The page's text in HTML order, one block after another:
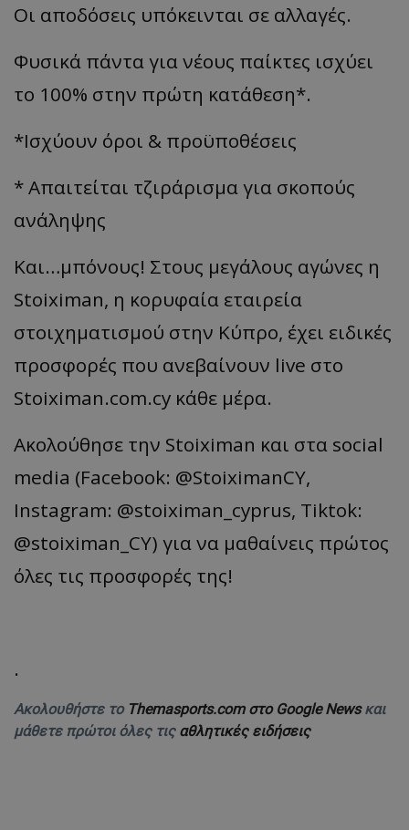
Οι αποδόσεις υπόκεινται σε αλλαγές.
Φυσικά πάντα για νέους παίκτες ισχύει
το 100% στην πρώτη κατάθεση*.
*Ισχύουν όροι & προϋποθέσεις
* Απαιτείται τζιράρισμα για σκοπούς
ανάληψης
Και…μπόνους! Στους μεγάλους αγώνες η
Stoiximan, η κορυφαία εταιρεία
στοιχηματισμού στην Κύπρο, έχει ειδικές
προσφορές που ανεβαίνουν live στο
Stoiximan.com.cy κάθε μέρα.
Ακολούθησε την Stoiximan και στα social
media (Facebook: @StoiximanCY,
Instagram: @stoiximan_cyprus, Tiktok:
@stoiximan_CY) για να μαθαίνεις πρώτος
όλες τις προσφορές της!
.
Ακολουθήστε το Themasports.com στο Google Newsκαι
μάθετε πρώτοι όλες τις αθλητικές ειδήσεις